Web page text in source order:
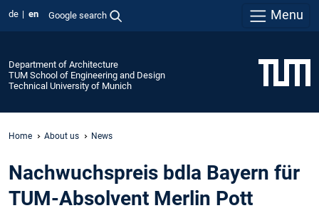
de en Google search Menu
Department of Architecture
TUM School of Engineering and Design
Technical University of Munich
Home About us News
Nachwuchspreis bdla Bayern für
TUM-Absolvent Merlin Pott